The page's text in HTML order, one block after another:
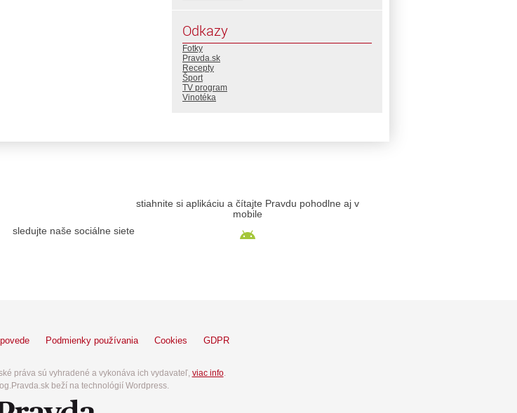
Odkazy
Fotky
Pravda.sk
Recepty
Šport
TV program
Vinotéka
sledujte naše sociálne siete
stiahnite si aplikáciu a čítajte Pravdu pohodlne aj v
mobile
Podmienky používania Cookies GDPR
práva sú vyhradené a vykonáva ich vydavateľ, viac info.
beží na technológií Wordpress.